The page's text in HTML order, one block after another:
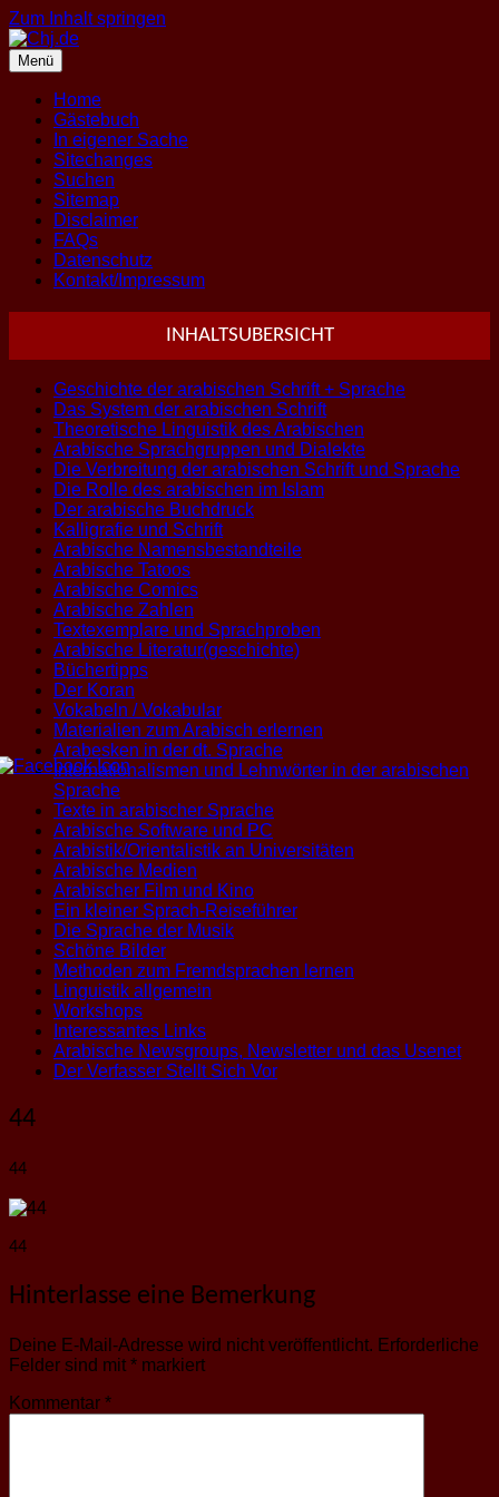
Zum Inhalt springen
Menü
Home
Gästebuch
In eigener Sache
Sitechanges
Suchen
Sitemap
Disclaimer
FAQs
Datenschutz
Kontakt/Impressum
INHALTSUBERSICHT
Geschichte der arabischen Schrift + Sprache
Das System der arabischen Schrift
Theoretische Linguistik des Arabischen
Arabische Sprachgruppen und Dialekte
Die Verbreitung der arabischen Schrift und Sprache
Die Rolle des arabischen im Islam
Der arabische Buchdruck
Kalligrafie und Schrift
Arabische Namensbestandteile
Arabische Tatoos
Arabische Comics
Arabische Zahlen
Textexemplare und Sprachproben
Arabische Literatur(geschichte)
Büchertipps
Der Koran
Vokabeln / Vokabular
Materialien zum Arabisch erlernen
Arabesken in der dt. Sprache
Internationalismen und Lehnwörter in der arabischen
Sprache
Texte in arabischer Sprache
Arabische Software und PC
Arabistik/Orientalistik an Universitäten
Arabische Medien
Arabischer Film und Kino
Ein kleiner Sprach-Reiseführer
Die Sprache der Musik
Schöne Bilder
Methoden zum Fremdsprachen lernen
Linguistik allgemein
Workshops
Interessantes Links
Arabische Newsgroups, Newsletter und das Usenet
Der Verfasser Stellt Sich Vor
44
44
44
Hinterlasse eine Bemerkung
Deine E-Mail-Adresse wird nicht veröffentlicht. Erforderliche
Felder sind mit * markiert
Kommentar *